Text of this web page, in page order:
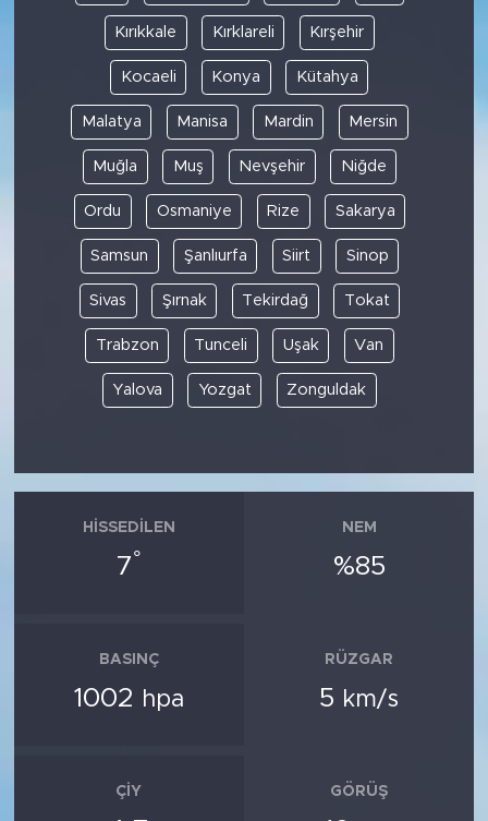
Kırıkkale Kırklareli Kırşehir
Kocaeli Konya Kütahya
Malatya Manisa Mardin Mersin
Muğla Muş Nevşehir Niğde
Ordu Osmaniye Rize Sakarya
Samsun Şanlıurfa Siirt Sinop
Sivas Şırnak Tekirdağ Tokat
Trabzon Tunceli Uşak Van
Yalova Yozgat Zonguldak
HISSEDILEN
7°
NEM
%85
BASINÇ
1002 hpa
RÜZGAR
5 km/s
ÇIY GÖRÜŞ